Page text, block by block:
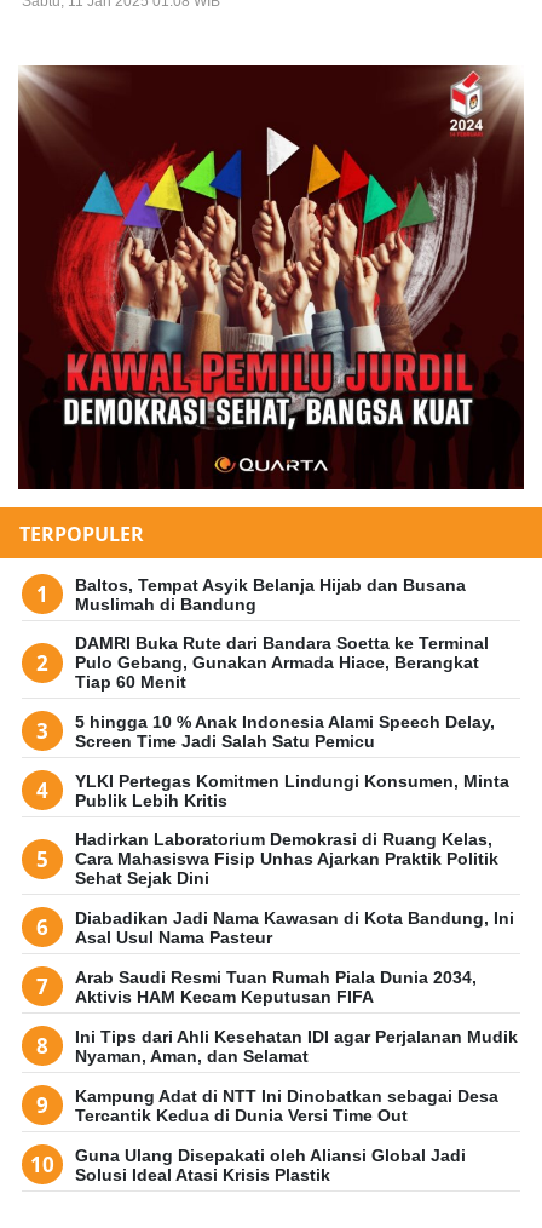
TERPOPULER
Baltos, Tempat Asyik Belanja Hijab dan Busana
Muslimah di Bandung
DAMRI Buka Rute dari Bandara Soetta ke Terminal
Pulo Gebang, Gunakan Armada Hiace, Berangkat
Tiap 60 Menit
5 hingga 10 % Anak Indonesia Alami Speech Delay,
Screen Time Jadi Salah Satu Pemicu
YLKI Pertegas Komitmen Lindungi Konsumen, Minta
Publik Lebih Kritis
Hadirkan Laboratorium Demokrasi di Ruang Kelas,
Cara Mahasiswa Fisip Unhas Ajarkan Praktik Politik
Sehat Sejak Dini
Diabadikan Jadi Nama Kawasan di Kota Bandung, Ini
Asal Usul Nama Pasteur
Arab Saudi Resmi Tuan Rumah Piala Dunia 2034,
Aktivis HAM Kecam Keputusan FIFA
Ini Tips dari Ahli Kesehatan IDI agar Perjalanan Mudik
Nyaman, Aman, dan Selamat
Kampung Adat di NTT Ini Dinobatkan sebagai Desa
Tercantik Kedua di Dunia Versi Time Out
Guna Ulang Disepakati oleh Aliansi Global Jadi
Solusi Ideal Atasi Krisis Plastik